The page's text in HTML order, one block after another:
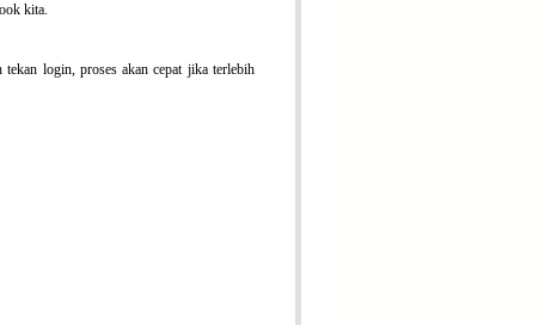
kita.
login, proses akan cepat jika terlebih